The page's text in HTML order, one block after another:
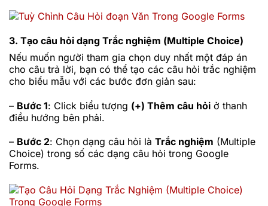
3. Tạo câu hỏi dạng Trắc nghiệm (Multiple Choice)
Nếu muốn người tham gia chọn duy nhất một đáp án
cho câu trả lời, bạn có thể tạo các câu hỏi trắc nghiệm
cho biểu mẫu với các bước đơn giản sau:
– Bước 1: Click biểu tượng (+) Thêm câu hỏi ở thanh
điều hướng bên phải.
– Bước 2: Chọn dạng câu hỏi là Trắc nghiệm (Multiple
Choice) trong số các dạng câu hỏi trong Google
Forms.